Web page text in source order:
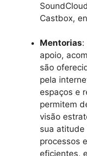
Castbox,
Mentorias:
apoio,
são
pela
espaços e
permitem
visão
sua atitude
processos
eficientes,